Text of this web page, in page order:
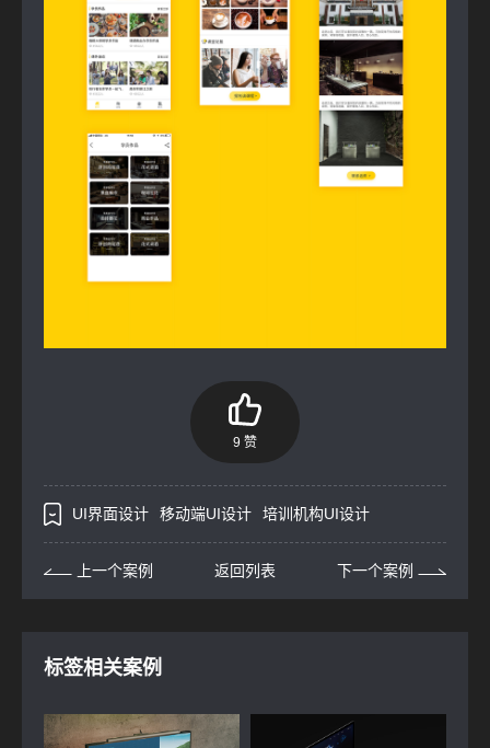
9 赞
UI界面设计 移动端UI设计 培训机构UI设计
上一个案例 返回列表 下一个案例
标签相关案例